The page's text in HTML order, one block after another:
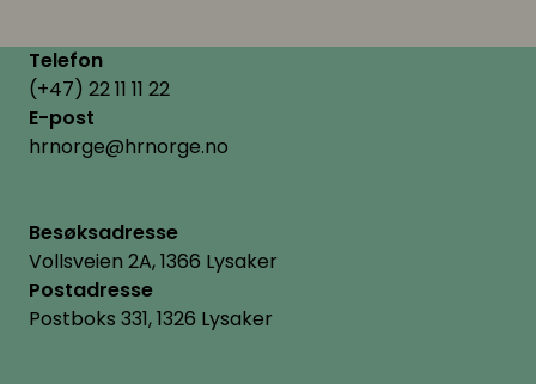
Telefon
(+47) 22 11 11 22
E-post
hrnorge@hrnorge.no
Besøksadresse
Vollsveien 2A, 1366 Lysaker
Postadresse
Postboks 331, 1326 Lysaker